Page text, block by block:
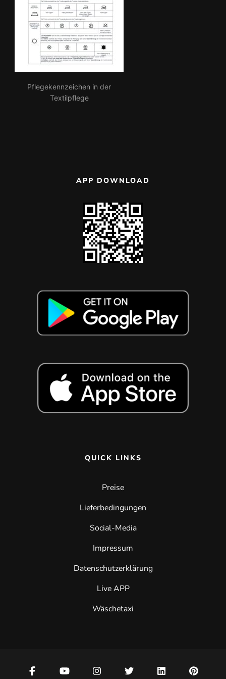
Pflegekennzeichen in der
Textilpflege
APP DOWNLOAD
QUICK LINKS
Preise
Lieferbedingungen
Social-Media
Impressum
Datenschutzerklärung
Live APP
Wäschetaxi